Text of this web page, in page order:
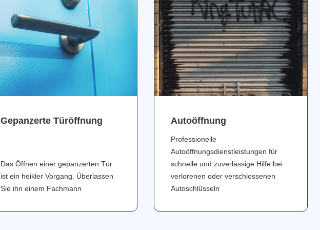
Gepanzerte Türöffnung
Das Öffnen einer gepanzerten Tür
ist ein heikler Vorgang. Überlassen
Sie ihn einem Fachmann
Аutoöffnung
Professionelle
Autoöffnungsdienstleistungen für
schnelle und zuverlässige Hilfe bei
verlorenen oder verschlossenen
Autoschlüsseln